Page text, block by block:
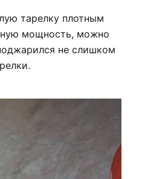
тарелку плотным
мощность, можно
не слишком